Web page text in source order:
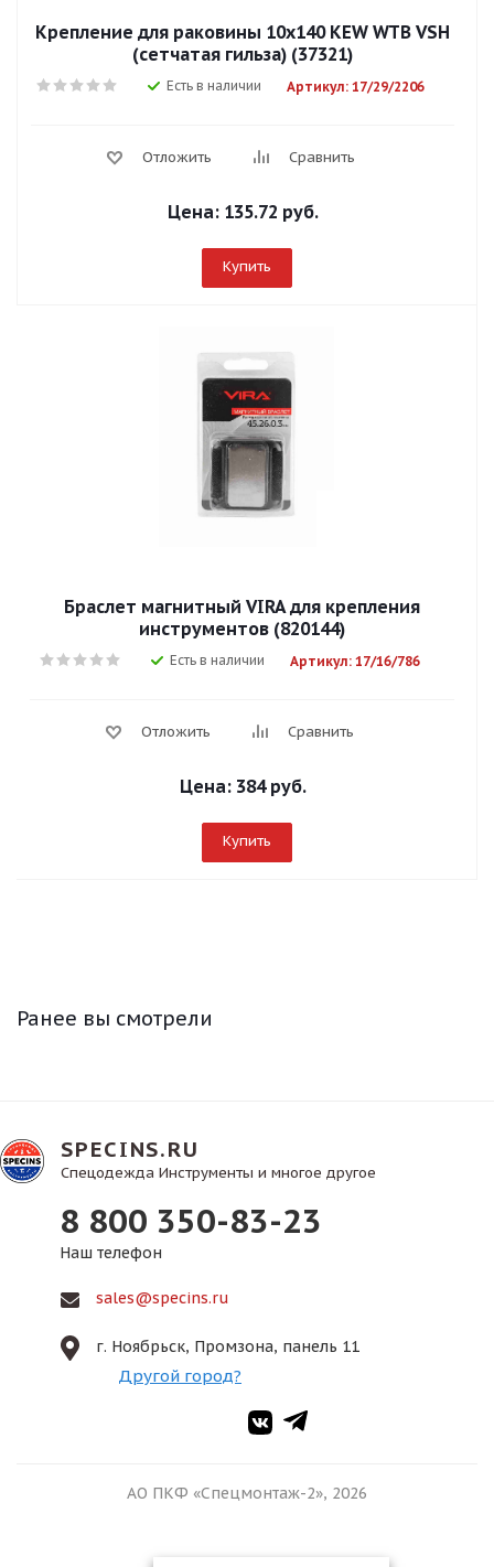
Крепление для раковины 10х140 KEW WTB VSH
(сетчатая гильза) (37321)
Есть в наличии Артикул: 17/29/2206
Отложить Сравнить
Цена: 135.72 руб.
Купить
Браслет магнитный VIRA для крепления
инструментов (820144)
Есть в наличии Артикул: 17/16/786
Отложить Сравнить
Цена: 384 руб.
Купить
Ранее вы смотрели
SPECINS.RU
Спецодежда Инструменты и многое другое
8 800 350-83-23
Наш телефон
sales@specins.ru
г. Ноябрьск, Промзона, панель 11
Другой город?
АО ПКФ «Спецмонтаж-2», 2026